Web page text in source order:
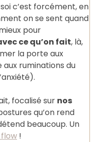
c’est forcément, en
on se sent quand
pour
ce qu’on fait, là,
la porte aux
ruminations du
focalisé sur nos
qu’on rend
beaucoup. Un
!